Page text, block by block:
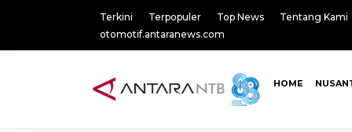
Terkini Terpopuler Top News
Tentang Kami
otomotif.antaranews.com
HOME